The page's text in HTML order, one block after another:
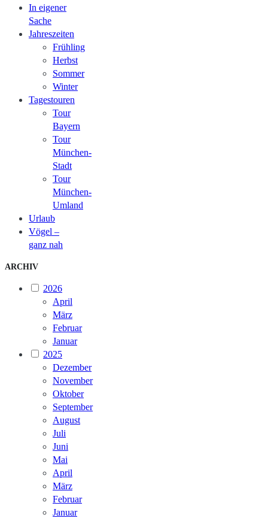
In eigener
Sache
Jahreszeiten
Frühling
Herbst
Sommer
Winter
Tagestouren
Tour
Bayern
Tour
München-
Stadt
Tour
München-
Umland
Urlaub
Vögel –
ganz nah
ARCHIV
2026
April
März
Februar
Januar
2025
Dezember
November
Oktober
September
August
Juli
Juni
Mai
April
März
Februar
Januar